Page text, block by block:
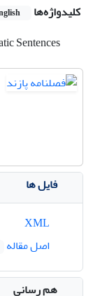
کلیدواژه‌ها
Sentences
فایل ها
اصل مقاله
هم رسانی